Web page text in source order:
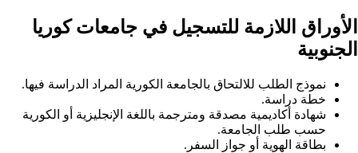
الأوراق اللازمة للتسجيل في جامعات كوريا
الجنوبية
نموذج الطلب للالتحاق بالجامعة الكورية المراد الدراسة فيها.
خطة دراسة.
شهادة أكاديمية مصدقة ومترجمة باللغة الإنجليزية أو الكورية
حسب طلب الجامعة.
بطاقة الهوية أو جواز السفر.